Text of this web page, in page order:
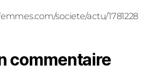
societe/actu/1781228
commentaire